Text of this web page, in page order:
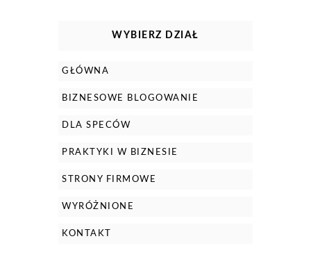
WYBIERZ DZIAŁ
GŁÓWNA
BIZNESOWE BLOGOWANIE
DLA SPECÓW
PRAKTYKI W BIZNESIE
STRONY FIRMOWE
WYRÓŻNIONE
KONTAKT